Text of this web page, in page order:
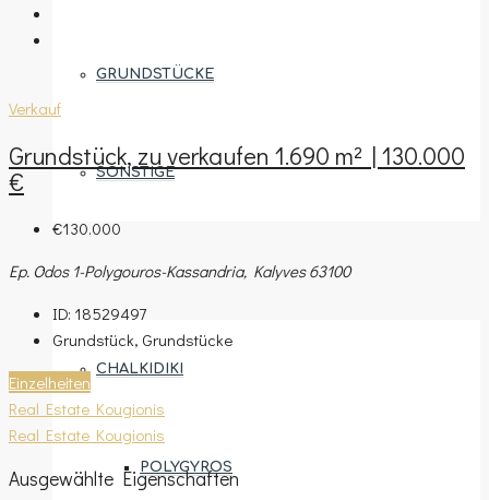
GRUNDSTÜCKE
SONSTIGE
REGIONEN
CHALKIDIKI
POLYGYROS
Verkauf
Grundstück, zu verkaufen 1.690 m² | 130.000
€
€130.000
Ep. Odos 1-Polygouros-Kassandria, Kalyves 63100
ID: 18529497
Grundstück, Grundstücke
Einzelheiten
Real Estate Kougionis
Real Estate Kougionis
Ausgewählte Eigenschaften